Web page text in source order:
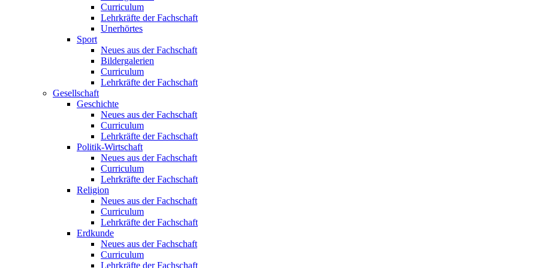
Curriculum
Lehrkräfte der Fachschaft
Unerhörtes
Sport
Neues aus der Fachschaft
Bildergalerien
Curriculum
Lehrkräfte der Fachschaft
Gesellschaft
Geschichte
Neues aus der Fachschaft
Curriculum
Lehrkräfte der Fachschaft
Politik-Wirtschaft
Neues aus der Fachschaft
Curriculum
Lehrkräfte der Fachschaft
Religion
Neues aus der Fachschaft
Curriculum
Lehrkräfte der Fachschaft
Erdkunde
Neues aus der Fachschaft
Curriculum
Lehrkräfte der Fachschaft